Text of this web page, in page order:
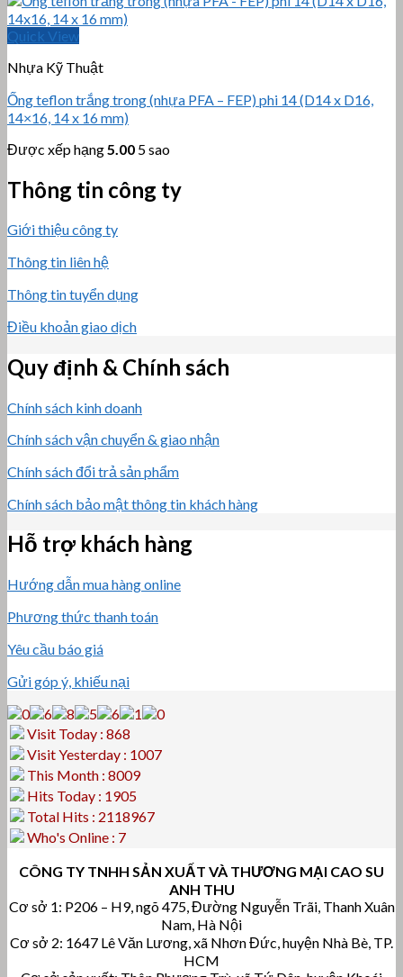
Quick View
Nhựa Kỹ Thuật
Ống teflon trắng trong (nhựa PFA – FEP) phi 14 (D14 x D16,
14×16, 14 x 16 mm)
Được xếp hạng5.00 5 sao
Thông tin công ty
Giới thiệu công ty
Thông tin liên hệ
Thông tin tuyển dụng
Điều khoản giao dịch
Quy định & Chính sách
Chính sách kinh doanh
Chính sách vận chuyển & giao nhận
Chính sách đổi trả sản phẩm
Chính sách bảo mật thông tin khách hàng
Hỗ trợ khách hàng
Hướng dẫn mua hàng online
Phương thức thanh toán
Yêu cầu báo giá
Gửi góp ý, khiếu nại
Visit Today : 868
Visit Yesterday : 1007
This Month : 8009
Hits Today : 1905
Total Hits : 2118967
Who's Online : 7
CÔNG TY TNHH SẢN XUẤT VÀ THƯƠNG MẠI CAO SU
ANH THU
Cơ sở 1: P206 – H9, ngõ 475, Đường Nguyễn Trãi, Thanh Xuân
Nam, Hà Nội
Cơ sở 2: 1647 Lê Văn Lương, xã Nhơn Đức, huyện Nhà Bè, TP.
HCM